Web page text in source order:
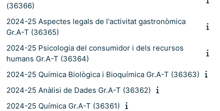
(36366)
2024-25 Aspectes legals de l'activitat gastronòmica
Gr.A-T (36365)
2024-25 Psicologia del consumidor i dels recursos
humans Gr.A-T (36364)
2024-25 Química Biològica i Bioquímica Gr.A-T (36363)
2024-25 Anàlisi de Dades Gr.A-T (36362)
2024-25 Química Gr.A-T (36361)